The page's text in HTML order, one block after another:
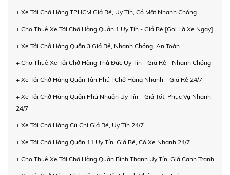
+ Xe Tải Chở Hàng TPHCM Giá Rẻ, Uy Tín, Có Mặt Nhanh Chóng
+ Cho Thuê Xe Tải Chở Hàng Quận 1 Uy Tín - Giá Rẻ [Gọi Là Xe Ngay]
+ Xe Tải Chở Hàng Quận 3 Giá Rẻ, Nhanh Chóng, An Toàn
+ Cho Thuê Xe Tải Chở Hàng Thủ Đức Uy Tín - Giá Rẻ - Nhanh Chóng
+ Xe Tải Chở Hàng Quận Tân Phú | Chở Hàng Nhanh – Giá Rẻ 24/7
+ Xe Tải Chở Hàng Quận Phú Nhuận Uy Tín – Giá Tốt, Phục Vụ Nhanh
24/7
+ Xe Tải Chở Hàng Củ Chi Giá Rẻ, Uy Tín 24/7
+ Xe Tải Chở Hàng Quận 11 Uy Tín, Giá Rẻ, Có Xe Nhanh 24/7
+ Cho Thuê Xe Tải Chở Hàng Quận Bình Thạnh Uy Tín, Giá Cạnh Tranh